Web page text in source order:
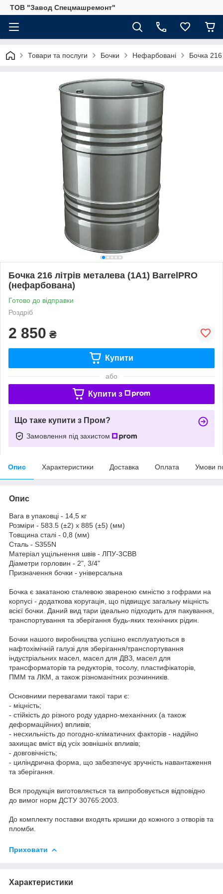
ТОВ "Завод Спецмашремонт"
Товари та послуги Бочки Нефарбовані Бочка
Бочка 216 літрів металева (1A1) BarrelPRO
(нефарбована)
Готово до відправки
Роздріб
2 850 ₴
Купити
або
Купити з
Що таке купити з Пром?
Замовлення під захистом
Опис Характеристики Доставка Оплата Умови
Опис
Вага в упаковці - 14,5 кг
Розміри - 583.5 (±2) х 885 (±5) (мм)
Товщина сталі - 0,8 (мм)
Сталь - S355N
Матеріал ущільнення швів - ЛПУ-3СВВ
Діаметри горловин - 2", 3/4"
Призначення бочки - універсальна
Бочка є закатаною сталевою звареною ємністю з гофрами на
корпусі - додаткова коругація, що підвищує загальну міцність
всієї бочки. Даний вид тари ідеально підходить для пакування,
транспортування та зберігання будь-яких технічних рідин.
Бочки нашого виробництва успішно експлуатуються в
нафтохімічній галузі для зберігання/транспортування
індустріальних масел, масел для ДВЗ, масел для
трансформаторів та редукторів, тосолу, пластифікаторів,
ПММ та ЛКМ, а також різноманітних розчинників.
Основними перевагами такої тари є:
- міцність;
- стійкість до різного роду ударно-механічних (а також
деформаційних) впливів;
- несхильність до погодно-кліматичних факторів - надійно
захищає вміст від усіх зовнішніх впливів;
- довговічність;
- циліндрична форма, що забезпечує зручність навантаження
та зберігання.
Вся продукція виготовляється та випробовується відповідно
до вимог норм ДСТУ 30765:2003.
До комплекту поставки входять кришки до кожного з отворів та
пломби.
Приховати
Характеристики